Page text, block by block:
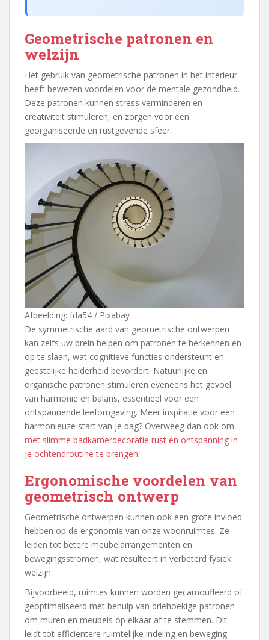
Geometrische patronen en
welzijn
Het gebruik van geometrische patronen in het interieur
heeft bewezen voordelen voor de mentale gezondheid.
Deze patronen kunnen stress verminderen en
creativiteit stimuleren, en zorgen voor een
georganiseerde en rustgevende sfeer.
Afbeelding: fda54 / Pixabay
De symmetrische aard van geometrische ontwerpen
kan zelfs uw brein helpen om patronen te herkennen en
op te slaan, wat cognitieve functies ondersteunt en
geestelijke helderheid bevordert. Natuurlijke en
organische patronen stimuleren eveneens het gevoel
van harmonie en balans, essentieel voor een
ontspannende leefomgeving. Meer inspiratie voor een
harmonieuze start van je dag? Overweeg dan ook om
met slimme badkamerdecoratie rust en ontspanning in
je ochtendroutine te brengen.
Ergonomische voordelen van
geometrisch ontwerp
Geometrische ontwerpen kunnen ook een grote invloed
hebben op de ergonomie van onze woonruimtes. Ze
leiden tot betere meubelarrangementen en
bewegingsstromen, wat resulteert in verbeterd fysiek
welzijn.
Bijvoorbeeld, ruimtes kunnen worden gecamoufleerd of
geoptimaliseerd met behulp van driehoekige patronen
om muren en meubels op elkaar af te stemmen. Dit
leidt tot efficiëntere ruimtelijke indeling en beweging.